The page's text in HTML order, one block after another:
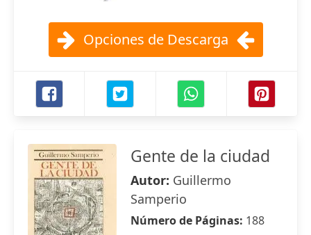
Opciones de Descarga
Gente de la ciudad
Autor: Guillermo
Samperio
Número de Páginas: 188